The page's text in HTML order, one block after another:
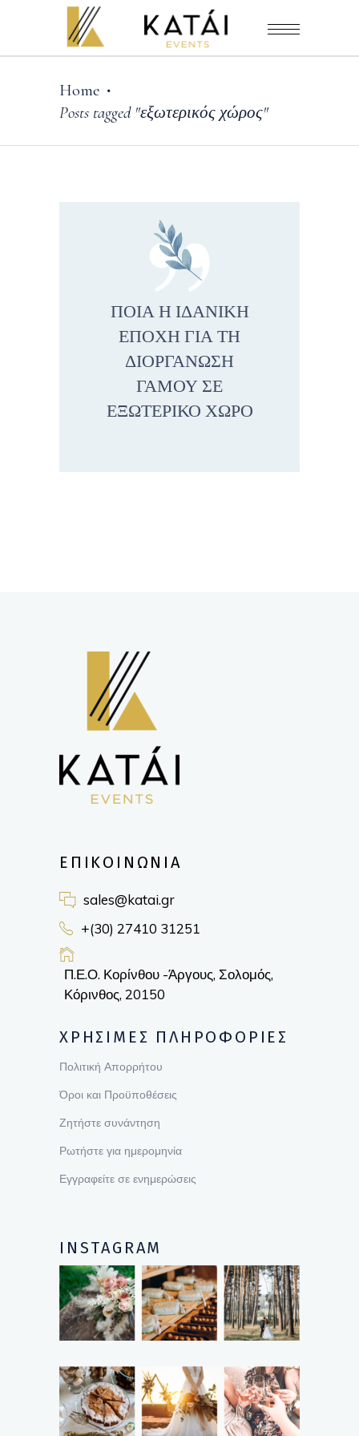
Home •
Posts tagged "εξωτερικός χώρος"
ΠΟΙΑ Η ΙΔΑΝΙΚΗ
ΕΠΟΧΗ ΓΙΑ ΤΗ
ΔΙΟΡΓΑΝΩΣΗ
ΓΑΜΟΥ ΣΕ
ΕΞΩΤΕΡΙΚΟ ΧΩΡΟ
ΕΠΙΚΟΙΝΩΝΙΑ
sales@katai.gr
+(30) 27410 31251
Π.Ε.Ο. Κορίνθου -Άργους, Σολομός,
Κόρινθος, 20150
ΧΡΗΣΙΜΕΣ ΠΛΗΡΟΦΟΡΙΕΣ
Πολιτική Απορρήτου
Όροι και Προϋποθέσεις
Ζητήστε συνάντηση
Ρωτήστε για ημερομηνία
Εγγραφείτε σε ενημερώσεις
INSTAGRAM